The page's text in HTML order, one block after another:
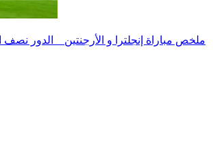
ملخص مباراة إنجلترا و الأرجنتين _ الدور نصف